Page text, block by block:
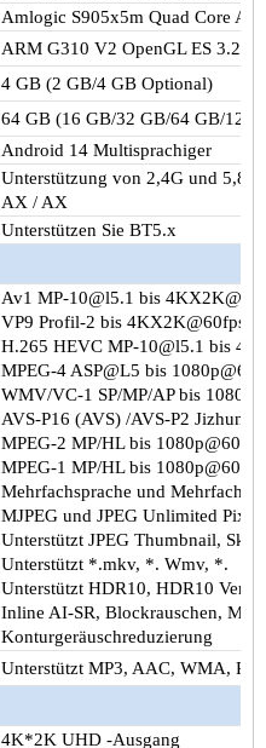
Amlogic S905x5m Quad Core
ARM G310 V2 OpenGL ES
4 GB (2 GB/4 GB Optional)
64 GB (16 GB/32 GB/64 GB/128
Android 14 Multisprachiger
Unterstützung von 2,4G und
AX / AX
Unterstützen Sie BT5.x
Av1 MP-10@l5.1 bis
VP9 Profil-2 bis 4KX2K@60fps
H.265 HEVC MP-10@l5.1 bis
MPEG-4 ASP@L5 bis
WMV/VC-1 SP/MP/AP bis
AVS-P16 (AVS) /AVS-P2 Jizhun
MPEG-2 MP/HL bis
MPEG-1 MP/HL bis
Mehrfachsprache und
MJPEG und JPEG Unlimited
Unterstützt JPEG Thumbnail,
Unterstützt *.mkv, *. Wmv, *.
Unterstützt HDR10, HDR10
Inline AI-SR, Blockrauschen,
Konturgeräuschreduzierung
Unterstützt MP3, AAC, WMA,
4K*2K UHD -Ausgang